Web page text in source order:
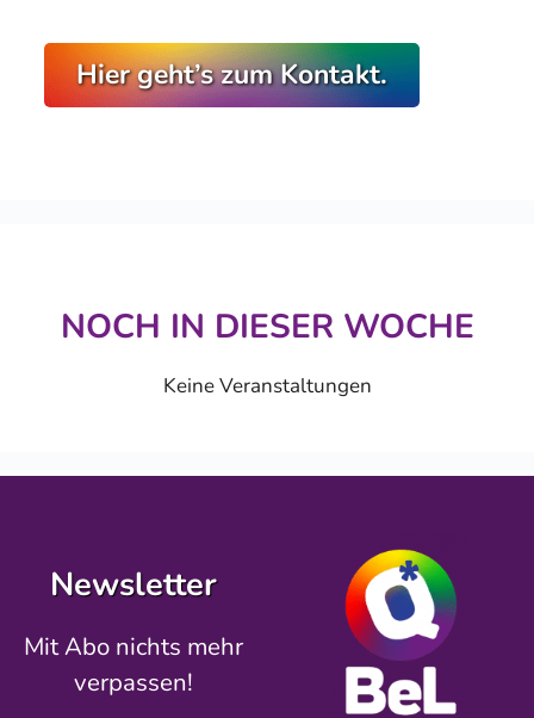
Hier geht’s zum Kontakt.
NOCH IN DIESER WOCHE
Keine Veranstaltungen
Newsletter
Mit Abo nichts mehr
verpassen!